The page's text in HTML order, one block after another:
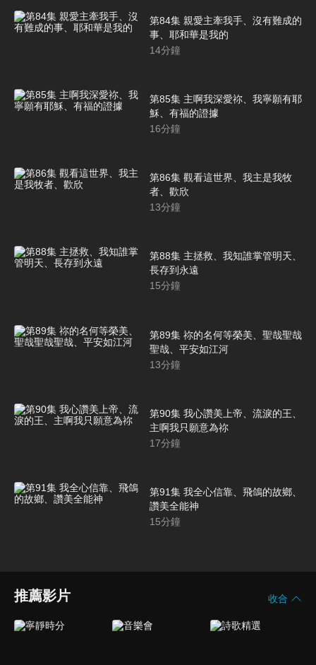
第84集 親愛主牽我手、沒有難成的
事、耶和華是我的
14分鐘
第85集 主啊我深愛祢、我寧願有耶
穌、有福的證據
16分鐘
第86集 觀看這世界、我主是我牧
者、歡欣
13分鐘
第88集 主拯救、我知誰掌管明天、
長存到永遠
15分鐘
第89集 祢的名何等榮美、聖哉聖哉
聖哉、平安如江河
13分鐘
第90集 我心讚美上帝、流淚的王、
主啊我只願意為祢
17分鐘
第91集 我全心信靠、飛鴿的故鄉、
讚美全能神
15分鐘
推薦影片 收合